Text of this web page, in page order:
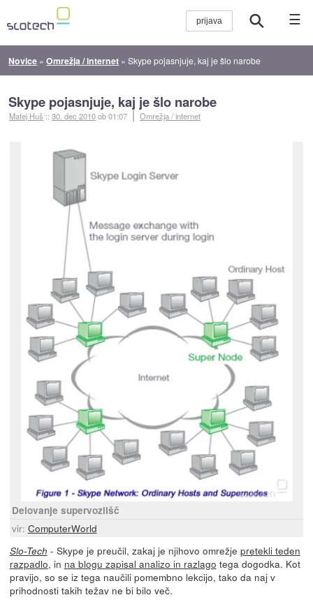
☰
Novice »Omrežja / internet »Skype pojasnjuje, kaj je šlo narobe
Skype pojasnjuje, kaj je šlo narobe
Matej Huš ::30. dec 2010ob 01:07 Omrežja / internet
Delovanje supervozlišč
vir: ComputerWorld
Slo-Tech - Skype je preučil, zakaj je njihovo omrežje pretekli teden
razpadlo, in na blogu zapisal analizo in razlago tega dogodka. Kot
pravijo, so se iz tega naučili pomembno lekcijo, tako da naj v
prihodnosti takih težav ne bi bilo več.